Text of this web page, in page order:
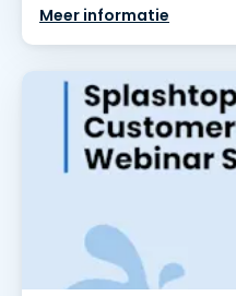
Meer informatie